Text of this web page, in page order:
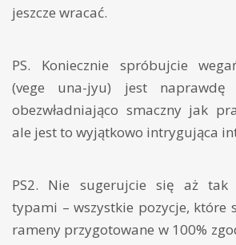
jeszcze wracać.
PS. Koniecznie spróbujcie
(vege una-jyu) jest
obezwładniająco smaczny jak
ale jest to wyjątkowo intrygująca
PS2. Nie sugerujcie się aż tak
typami – wszystkie pozycje, które
rameny przygotowane w 100%